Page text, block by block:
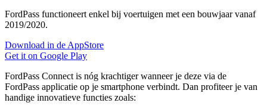
FordPass functioneert enkel bij voertuigen met een bouwjaar vanaf
2019/2020.
Download in de AppStore
Get it on Google Play
FordPass Connect is nóg krachtiger wanneer je deze via de
FordPass applicatie op je smartphone verbindt. Dan profiteer je van
handige innovatieve functies zoals: